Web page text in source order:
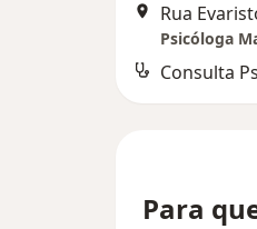
Psicóloga
Consulta
Para